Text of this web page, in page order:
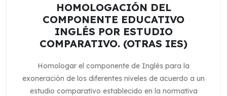
HOMOLOGACIÓN DEL
COMPONENTE EDUCATIVO
INGLÉS POR ESTUDIO
COMPARATIVO. (OTRAS IES)
Homologar el componente de Inglés para la
exoneración de los diferentes niveles de acuerdo a un
estudio comparativo establecido en la normativa